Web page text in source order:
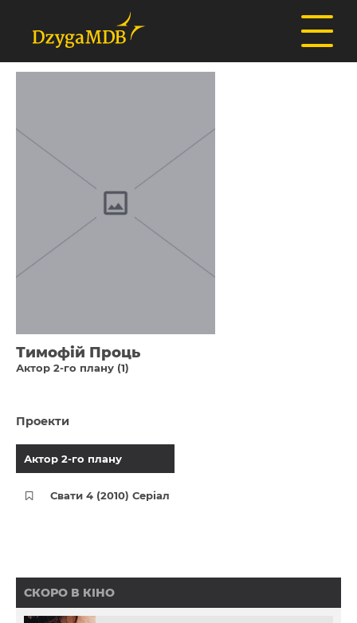
Тимофій Проць
Актор 2-го плану (1)
Проекти
Актор 2-го плану
Свати 4 (2010) Серіал
СКОРО В КІНО